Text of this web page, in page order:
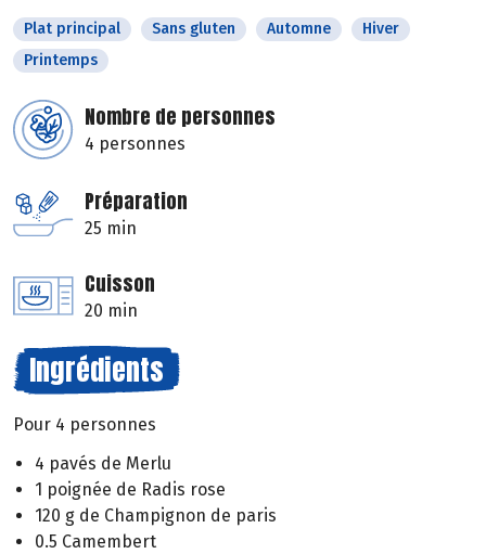
Plat principal Sans gluten Automne
Hiver
Printemps
Nombre de personnes
4 personnes
Préparation
25 min
Cuisson
20 min
Ingrédients
Pour 4 personnes
4 pavés de Merlu
1 poignée de Radis rose
120 g de Champignon de paris
0.5 Camembert